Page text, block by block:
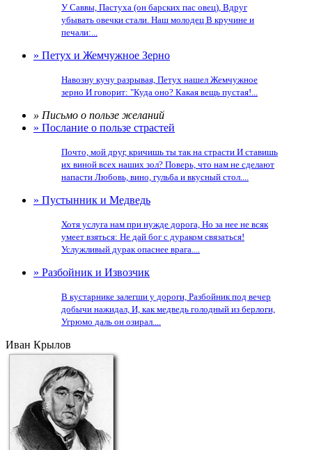
У Саввы, Пастуха (он барских пас овец), Вдруг
убывать овечки стали. Наш молодец В кручине и
печали:...
» Петух и Жемчужное Зерно
Навозну кучу разрывая, Петух нашел Жемчужное
зерно И говорит: "Куда оно? Какая вещь пустая!...
» Письмо о пользе желаний
» Послание о пользе страстей
Почто, мой друг, кричишь ты так на страсти И ставишь
их виной всех наших зол? Поверь, что нам не сделают
напасти Любовь, вино, гульба и вкусный стол....
» Пустынник и Медведь
Хотя услуга нам при нужде дорога, Но за нее не всяк
умеет взяться: Не дай бог с дураком связаться!
Услужливый дурак опаснее врага....
» Разбойник и Извозчик
В кустарнике залегши у дороги, Разбойник под вечер
добычи нажидал, И, как медведь голодный из берлоги,
Угрюмо даль он озирал....
Иван Крылов